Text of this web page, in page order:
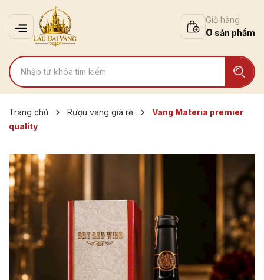
Giỏ hàng
0
Trang chủ Rượu vang giá rẻ
Vang Materia premier
quality